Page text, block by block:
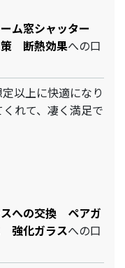
ム窓シャッター
策 断熱効果への口
以上に快適になり
れて、凄く満足で
への交換 ペアガ
強化ガラスへの口